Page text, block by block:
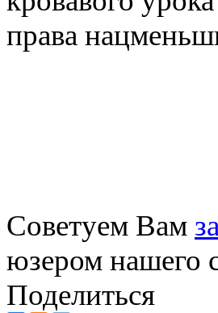
права
Советуем Вам
юзером нашего
Поделиться